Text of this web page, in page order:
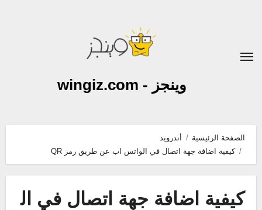
وينجز - wingiz.com
الصفحة الرئيسية
أندرويد
كيفية اضافة جهة اتصال في الواتس اب عن طريق رمز QR
كيفية اضافة جهة اتصال في ال